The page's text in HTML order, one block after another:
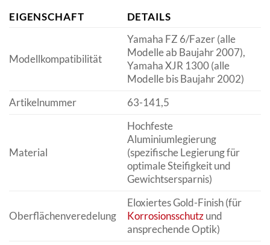
EIGENSCHAFT DETAILS
Modellkompatibilität
Yamaha FZ 6/Fazer (alle
Modelle ab Baujahr 2007),
Yamaha XJR 1300 (alle
Modelle bis Baujahr 2002)
Artikelnummer
63-141,5
Material
Hochfeste
Aluminiumlegierung
(spezifische Legierung für
optimale Steifigkeit und
Gewichtsersparnis)
Oberflächenveredelung
Eloxiertes Gold-Finish (für
Korrosionsschutzund
ansprechende Optik)